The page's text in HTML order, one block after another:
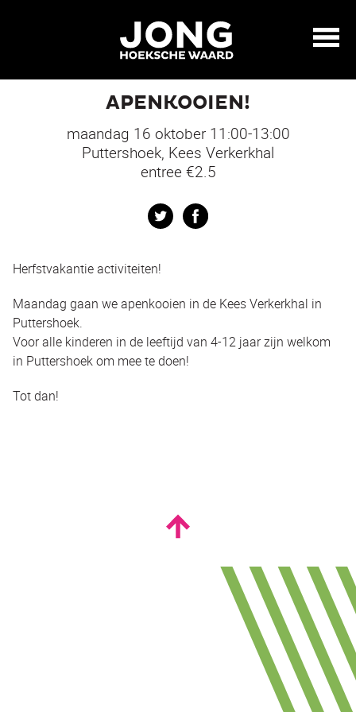
APENKOOIEN!
maandag 16 oktober 11:00-13:00
Puttershoek, Kees Verkerkhal
entree €2.5
Twitter
Herfstvakantie activiteiten!
Maandag gaan we apenkooien in de Kees Verkerkhal in
Puttershoek.
Voor alle kinderen in de leeftijd van 4-12 jaar zijn welkom
in Puttershoek om mee te doen!
Tot dan!